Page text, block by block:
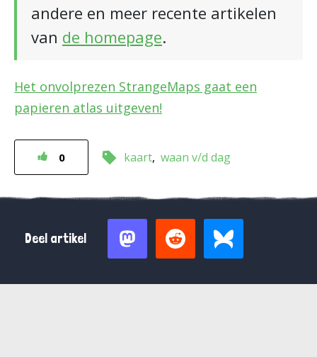
andere en meer recente artikelen
van de homepage.
Het onvolprezen StrangeMaps gaat een
papieren atlas uitgeven!
0 kaart waan v/d dag
Deel artikel